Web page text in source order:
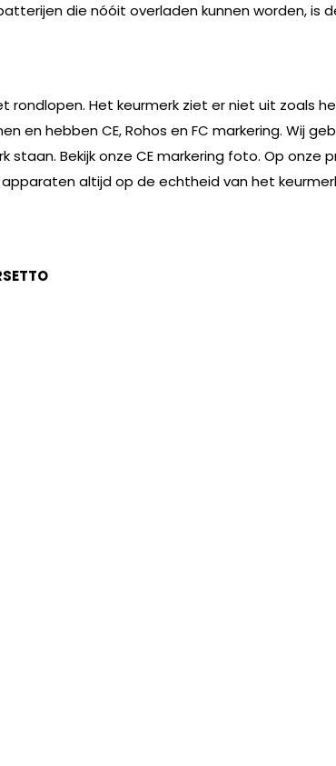
die nóóit overladen kunnen worden,
rondlopen. Het keurmerk ziet er niet uit zoals
en hebben CE, Rohos en FC markering. Wij
Bekijk onze CE markering foto. Op
altijd op de echtheid van het